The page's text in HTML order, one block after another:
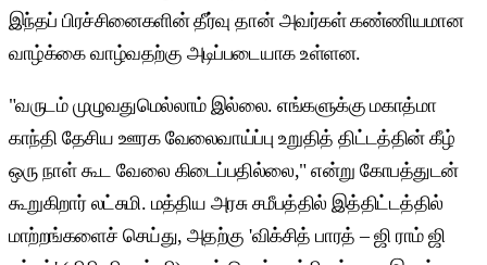
இந்தப் பிரச்சினைகளின் தீர்வு தான் அவர்கள் கண்ணியமான
வாழ்க்கை வாழ்வதற்கு அடிப்படையாக உள்ளன.
"வருடம் முழுவதுமெல்லாம் இல்லை. எங்களுக்கு மகாத்மா
காந்தி தேசிய ஊரக வேலைவாய்ப்பு உறுதித் திட்டத்தின் கீழ்
ஒரு நாள் கூட வேலை கிடைப்பதில்லை," என்று கோபத்துடன்
கூறுகிறார் லட்சுமி. மத்திய அரசு சமீபத்தில் இத்திட்டத்தில்
மாற்றங்களைச் செய்து, அதற்கு 'விக்சித் பாரத் – ஜி ராம் ஜி